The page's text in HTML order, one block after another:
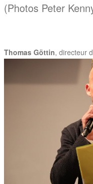
(Photos Peter
Thomas Göttin, directeur